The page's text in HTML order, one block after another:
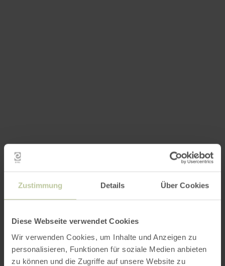
Zustimmung Details Über Cookies
Diese Webseite verwendet Cookies
Wir verwenden Cookies, um Inhalte und Anzeigen zu
personalisieren, Funktionen für soziale Medien anbieten
zu können und die Zugriffe auf unsere Website zu